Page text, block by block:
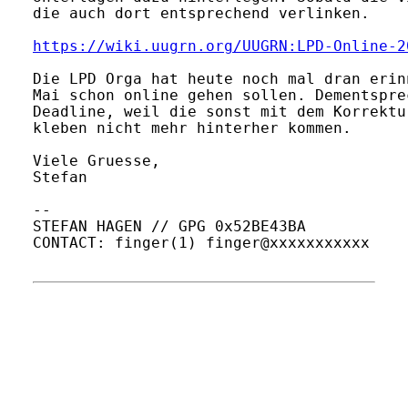
die auch dort entsprechend verlinken.
https://wiki.uugrn.org/UUGRN:LPD-Online-
Die LPD Orga hat heute noch mal dran
Mai schon online gehen sollen.
Deadline, weil die sonst mit dem
kleben nicht mehr hinterher kommen.
Viele Gruesse,
Stefan
--
STEFAN HAGEN // GPG 0x52BE43BA
CONTACT: finger(1) finger@xxxxxxxxxxx